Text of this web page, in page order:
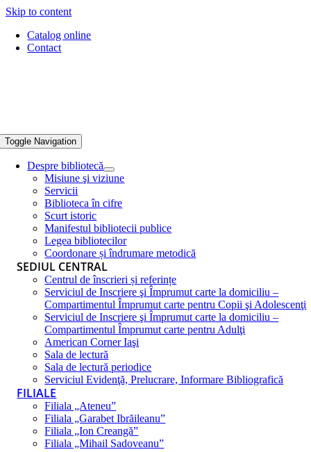
Skip to content
Catalog online
Contact
Toggle Navigation
Despre bibliotecă
Misiune şi viziune
Servicii
Biblioteca în cifre
Scurt istoric
Manifestul bibliotecii publice
Legea bibliotecilor
Coordonare și îndrumare metodică
SEDIUL CENTRAL
Centrul de înscrieri și referințe
Serviciul de Inscriere şi Împrumut carte la domiciliu –
Compartimentul Împrumut carte pentru Copii şi Adolescenţi
Serviciul de Inscriere şi Împrumut carte la domiciliu –
Compartimentul Împrumut carte pentru Adulţi
American Corner Iaşi
Sala de lectură
Sala de lectură periodice
Serviciul Evidenţă, Prelucrare, Informare Bibliografică
FILIALE
Filiala „Ateneu”
Filiala „Garabet Ibrăileanu”
Filiala „Ion Creangă”
Filiala „Mihail Sadoveanu”